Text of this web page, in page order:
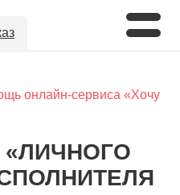
лучшую цену
г. Славянск-на-
разрешение на
персональных данных.
до выбора
онлайн-сервиса «Хочу